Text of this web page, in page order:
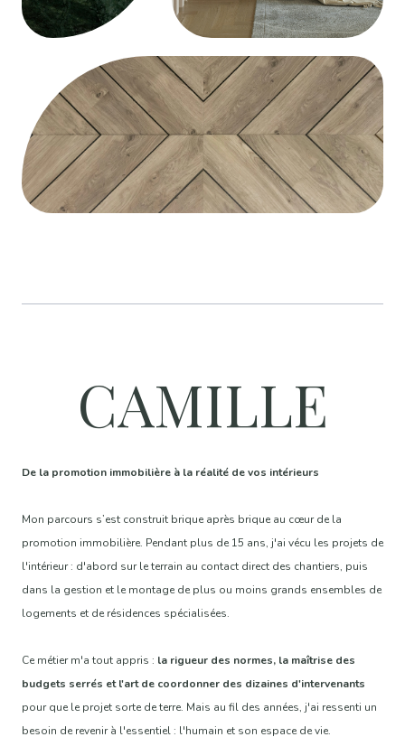
CAMILLE
De la promotion immobilière à la réalité de vos intérieurs
Mon parcours s’est construit brique après brique au cœur de la
promotion immobilière. Pendant plus de 15 ans, j'ai vécu les projets de
l'intérieur : d'abord sur le terrain au contact direct des chantiers, puis
dans la gestion et le montage de plus ou moins grands ensembles de
logements et de résidences spécialisées.
Ce métier m'a tout appris : la rigueur des normes, la maîtrise des
budgets serrés et l'art de coordonner des dizaines d'intervenants
pour que le projet sorte de terre. Mais au fil des années, j'ai ressenti un
besoin de revenir à l'essentiel : l'humain et son espace de vie.